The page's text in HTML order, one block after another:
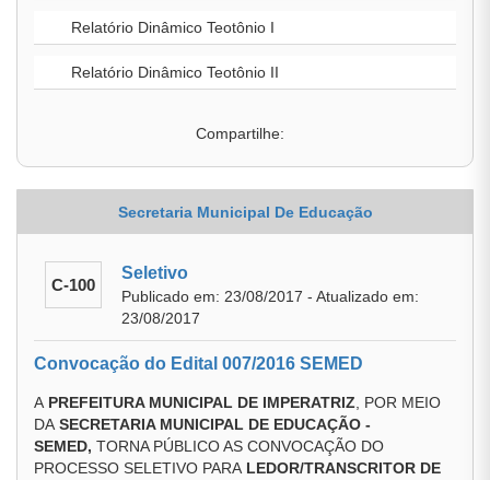
Relatório Dinâmico Teotônio I
Relatório Dinâmico Teotônio II
Compartilhe:
Secretaria Municipal De Educação
C-100
Seletivo
Publicado em: 23/08/2017 - Atualizado em:
23/08/2017
Convocação do Edital 007/2016 SEMED
A PREFEITURA MUNICIPAL DE IMPERATRIZ , POR MEIO
DA SECRETARIA MUNICIPAL DE EDUCAÇÃO -
SEMED, TORNA PÚBLICO AS CONVOCAÇÃO DO
PROCESSO SELETIVO PARA LEDOR/TRANSCRITOR DE